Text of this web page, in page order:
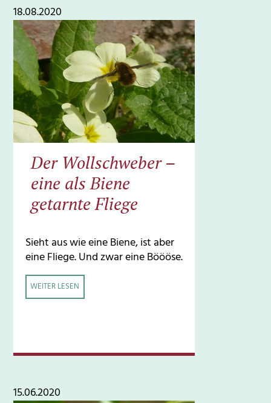
18.08.2020
Der Wollschweber –
eine als Biene
getarnte Fliege
Sieht aus wie eine Biene, ist aber
eine Fliege. Und zwar eine Böööse.
WEITER LESEN
15.06.2020